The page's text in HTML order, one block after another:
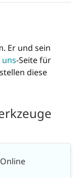
Er und sein
-Seite für
diese